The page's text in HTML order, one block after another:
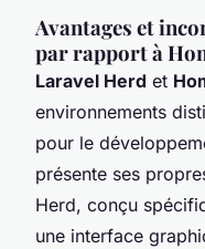
Avantages et
par rapport à
Laravel Herd et
environnements
pour le
présente ses
Herd, conçu
une interface